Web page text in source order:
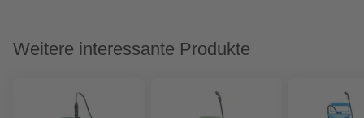
Weitere interessante Produkte